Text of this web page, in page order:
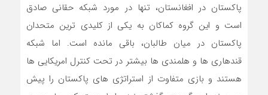
پاکستان در افغانستان، تنها در مورد شبکه حقانی صادق
است و این گروه کماکان به یکی از کلیدی ترین متحدان
پاکستان در میان طالبان، باقی مانده است. اما شبکه
قندهاری ها و هلمندی ها بیشتر در تحت کنترل امریکایی ها
هستند و بازی متفاوت از استراتژی های پاکستان را پیش